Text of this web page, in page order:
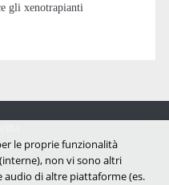
gli xenotrapianti
e antispecista
le proprie funzionalità
non vi sono altri
audio di altre piattaforme (es.